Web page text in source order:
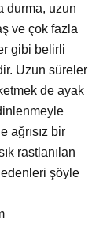
durma, uzun
ve çok fazla
gibi belirli
Uzun süreler
de ayak
ağrısız bir
rastlanılan
şöyle